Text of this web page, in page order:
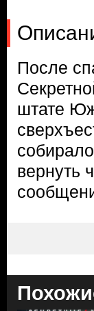
После
штате
вернуть